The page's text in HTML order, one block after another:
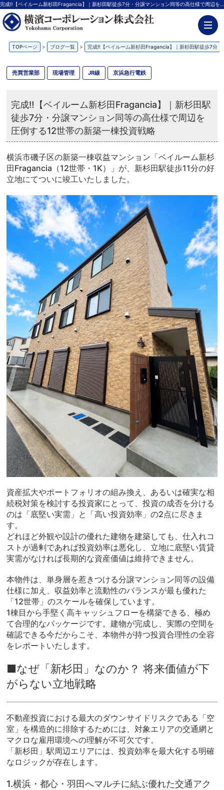
完成‼【ベイルーム新杉田Fragancia】｜新杉田駅徒歩7分・分譲マンション同等の高仕様で周辺を圧倒する12世帯の新築一棟投資戦略【更新】 | 神奈川の不動産投資、新築アパート経営は横濱コーポレーション
TOPページ > ブログ一覧 > 完成‼【ベイルーム新杉田Fragancia】｜新杉田駅徒歩7分
売買営業部 現場管理 JR線 京浜急行電鉄
完成‼【ベイルーム新杉田Fragancia】｜新杉田駅
徒歩7分・分譲マンション同等の高仕様で周辺を
圧倒する12世帯の新築一棟投資戦略
横浜市磯子区の新築一棟収益マンション「ベイルーム新杉
田Fragancia（12世帯・1K）」が、新杉田駅徒歩11分の好
立地にてついに竣工いたしました。
資産拡大やポートフォリオの組み換え、あるいは確実な相
続税対策を検討する投資家にとって、投資の成否を分ける
のは「底堅い実需」と「高い投資効率」の2点に尽きま
す。
どれほど外観や設計の優れた建物を建築しても、仕入れコ
ストが過剰であれば投資効率は悪化し、立地に底堅い賃貸
実需がなければ長期的な資産価値は維持できません。
本物件は、単身層を惹きつける分譲マンション同等の設備
仕様に加え、収益効率と流動性のバランスが最も優れた
「12世帯」のスケールを確保しています。
1棟目から手堅く高キャッシュフローを構築できる、極め
て合理的なパッケージです。建物が完成し、実際の空間を
確認できる今だからこそ、本物件が持つ投資合理性の全容
をレポートいたします。
■なぜ「新杉田」なのか？ 将来価値が下
がらない立地戦略
不動産投資における最大のダウンサイドリスクである「空
室」を構造的に排除するためには、対象エリアの交通網と
マクロな雇用環境への理解が不可欠です。
「新杉田」駅周辺エリアには、投資効率を最大化する明確
なロジックが存在します。
1.横浜・都心・羽田へマルチに結ぶ優れた交通アク